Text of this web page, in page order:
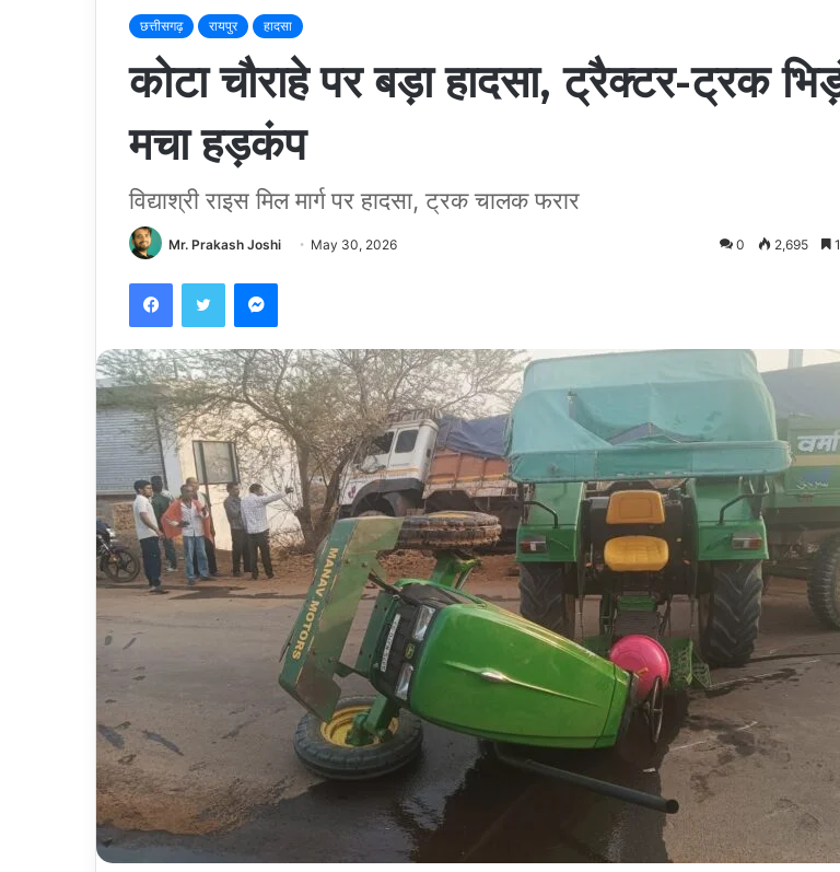
छत्तीसगढ़ रायपुर हादसा
कोटा चौराहे पर बड़ा हादसा, ट्रैक्टर-ट्रक
मचा हड़कंप
विद्याश्री राइस मिल मार्ग पर हादसा, ट्रक चालक फरार
Mr. Prakash Joshi May 30, 2026 0 2,695
FacebookTwitter Messenger